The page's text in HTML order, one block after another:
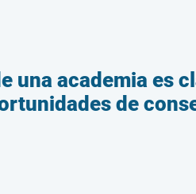
una academia es
de